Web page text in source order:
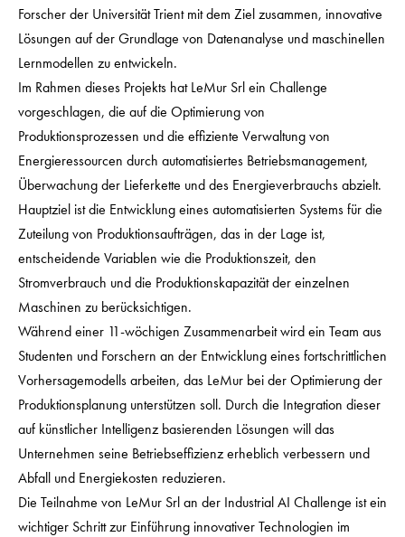
Forscher der Universität Trient mit dem Ziel zusammen, innovative
Lösungen auf der Grundlage von Datenanalyse und maschinellen
Lernmodellen zu entwickeln.
Im Rahmen dieses Projekts hat LeMur Srl ein Challenge
vorgeschlagen, die auf die Optimierung von
Produktionsprozessen und die effiziente Verwaltung von
Energieressourcen durch automatisiertes Betriebsmanagement,
Überwachung der Lieferkette und des Energieverbrauchs abzielt.
Hauptziel ist die Entwicklung eines automatisierten Systems für die
Zuteilung von Produktionsaufträgen, das in der Lage ist,
entscheidende Variablen wie die Produktionszeit, den
Stromverbrauch und die Produktionskapazität der einzelnen
Maschinen zu berücksichtigen.
Während einer 11-wöchigen Zusammenarbeit wird ein Team aus
Studenten und Forschern an der Entwicklung eines fortschrittlichen
Vorhersagemodells arbeiten, das LeMur bei der Optimierung der
Produktionsplanung unterstützen soll. Durch die Integration dieser
auf künstlicher Intelligenz basierenden Lösungen will das
Unternehmen seine Betriebseffizienz erheblich verbessern und
Abfall und Energiekosten reduzieren.
Die Teilnahme von LeMur Srl an der Industrial AI Challenge ist ein
wichtiger Schritt zur Einführung innovativer Technologien im